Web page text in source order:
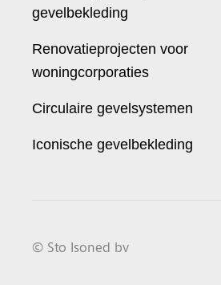
gevelbekleding
Renovatieprojecten voor
woningcorporaties
Circulaire gevelsystemen
Iconische gevelbekleding
© Sto Isoned bv